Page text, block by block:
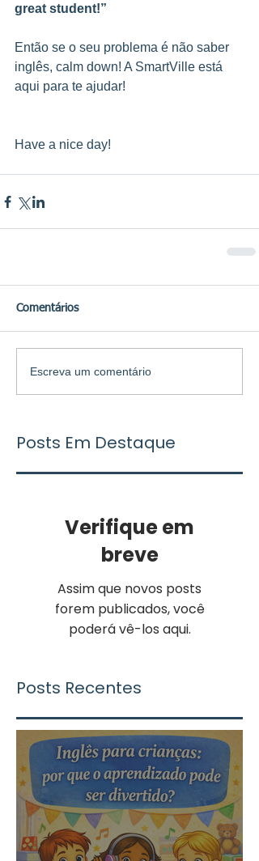
great student!”
Então se o seu problema é não saber
inglês, calm down! A SmartVille está
aqui para te ajudar!
Have a nice day!
Comentários
Escreva um comentário
Posts Em Destaque
Verifique em
breve
Assim que novos posts
forem publicados, você
poderá vê-los aqui.
Posts Recentes